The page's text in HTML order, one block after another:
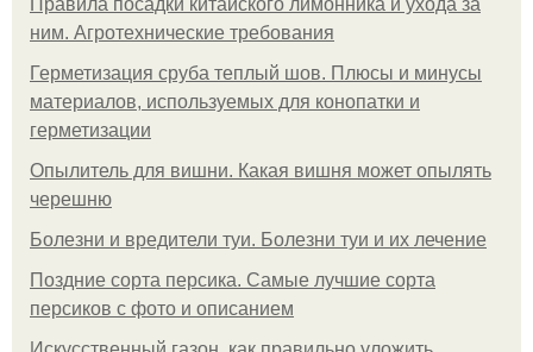
Правила посадки китайского лимонника и ухода за
ним. Агротехнические требования
Герметизация сруба теплый шов. Плюсы и минусы
материалов, используемых для конопатки и
герметизации
Опылитель для вишни. Какая вишня может опылять
черешню
Болезни и вредители туи. Болезни туи и их лечение
Поздние сорта персика. Самые лучшие сорта
персиков с фото и описанием